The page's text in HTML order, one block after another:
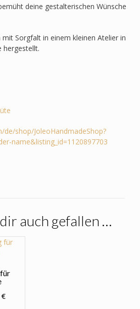
deine gestalterischen Wünsche
Sorgfalt in einem kleinen Atelier in
hergestellt.
shop/JoleoHandmadeShop?
name&listing_id=1120897703
auch gefallen …
€